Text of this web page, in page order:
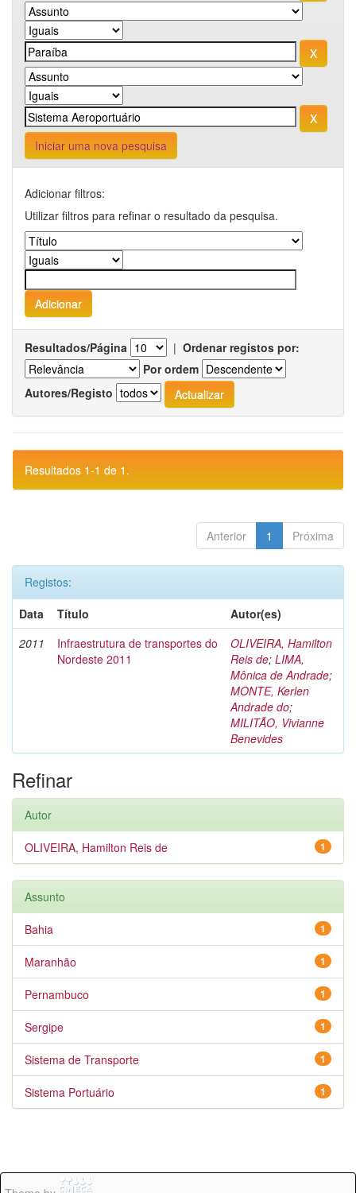
Iniciar uma nova pesquisa
Adicionar filtros:
Utilizar filtros para refinar o resultado da pesquisa.
Resultados/Página | Ordenar registos por:
Por ordem
Autores/Registo
Resultados 1-1 de 1.
Anterior 1 Próxima
Registos:
Data
Título
Autor(es)
2011
Infraestrutura de transportes do
Nordeste 2011
OLIVEIRA, Hamilton
Reis de; LIMA,
Mônica de Andrade;
MONTE, Kerlen
Andrade do;
MILITÃO, Vivianne
Benevides
Refinar
Autor
1
OLIVEIRA, Hamilton Reis de
Assunto
1
Bahia
1
Maranhão
1
Pernambuco
1
Sergipe
1
Sistema de Transporte
1
Sistema Portuário